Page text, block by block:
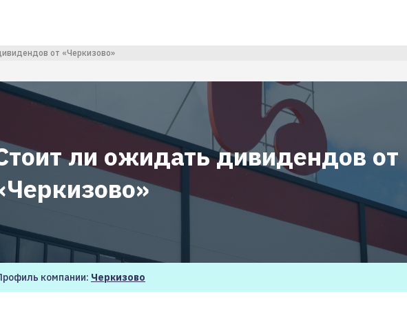
от «Черкизово»
ли ожидать дивидендов от
компании: Черкизово